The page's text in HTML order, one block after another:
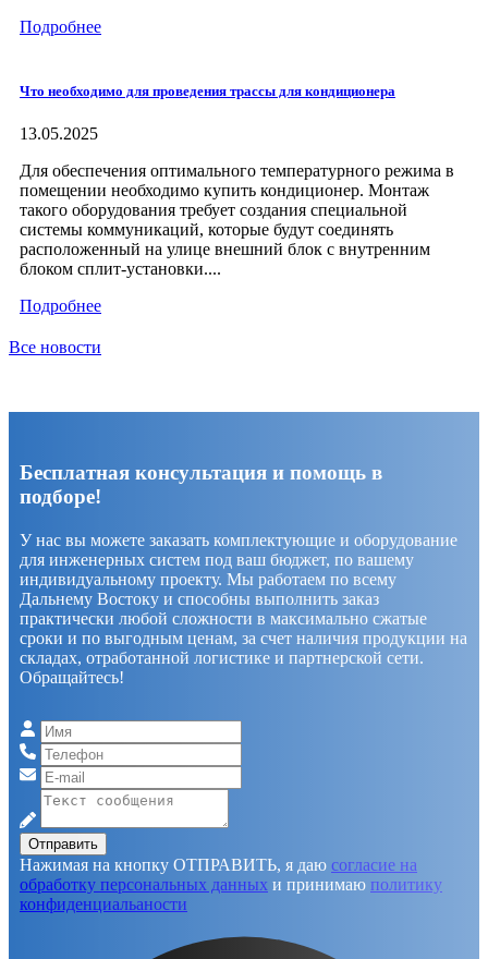
Подробнее
Что необходимо для проведения трассы для кондиционера
13.05.2025
Для обеспечения оптимального температурного режима в
помещении необходимо купить кондиционер. Монтаж
такого оборудования требует создания специальной
системы коммуникаций, которые будут соединять
расположенный на улице внешний блок с внутренним
блоком сплит-установки....
Подробнее
Все новости
Бесплатная консультация и помощь в
подборе!
У нас вы можете заказать комплектующие и оборудование
для инженерных систем под ваш бюджет, по вашему
индивидуальному проекту. Мы работаем по всему
Дальнему Востоку и способны выполнить заказ
практически любой сложности в максимально сжатые
сроки и по выгодным ценам, за счет наличия продукции на
складах, отработанной логистике и партнерской сети.
Обращайтесь!
Отправить
Нажимая на кнопку ОТПРАВИТЬ, я даю согласие на
обработку персональных данных и принимаю политику
конфиденциальаности